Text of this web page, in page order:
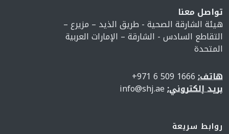
تواصل معنا
هيئة الشارقة الصحية - طريق الذيد – مزيرع –
التقاطع السادس - الشارقة – الإمارات العربية
المتحدة
هاتف:
بريد إلكتروني:
روابط سريعة